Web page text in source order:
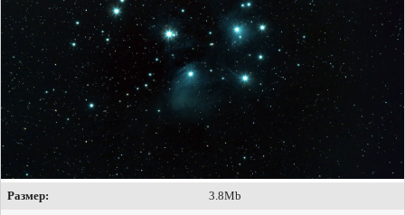
Размер:
3.8Mb